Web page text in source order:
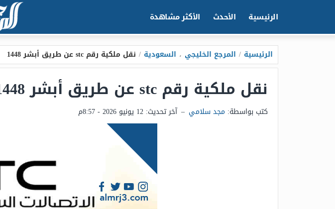
الرئيسية الأحدث الأكثر مشاهدة
الرئيسية / المرجع الخليجي ، السعودية / نقل ملكية رقم stc عن طريق أبشر 1448
نقل ملكية رقم stc عن طريق أبشر 1448
كتب بواسطة: مجد سلامي – آخر تحديث: 12 يونيو 2026 - 8:57م